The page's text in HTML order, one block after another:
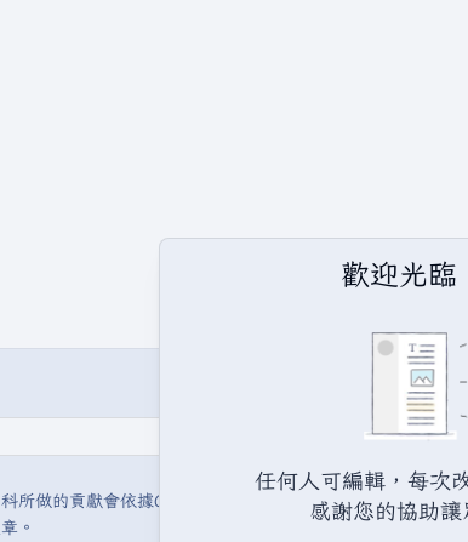
所做的貢獻會依據CC BY-SA（創用CC 姓名標示─相同方式
。
歡迎光臨
任何人可編輯，每次
感謝您的協助讓